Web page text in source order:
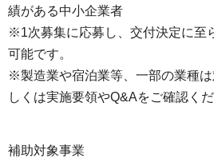
績がある中小企業者
※1次募集に応募し、交付決定に至
可能です。
※製造業や宿泊業等、一部の業種
しくは実施要領やQ&Aをご確認くだ
補助対象事業